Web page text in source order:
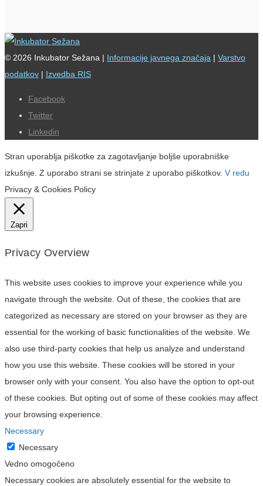
© 2026 Inkubator Sežana | Informacije javnega značaja | Varstvo
podatkov | Izvedba RIS
Facebook
Twitter
Linkedin
Stran uporablja piškotke za zagotavljanje boljše uporabniške
izkušnje. Z uporabo strani se strinjate z uporabo piškotkov. V redu
Privacy & Cookies Policy
Zapri
Privacy Overview
This website uses cookies to improve your experience while you
navigate through the website. Out of these, the cookies that are
categorized as necessary are stored on your browser as they are
essential for the working of basic functionalities of the website. We
also use third-party cookies that help us analyze and understand
how you use this website. These cookies will be stored in your
browser only with your consent. You also have the option to opt-out
of these cookies. But opting out of some of these cookies may affect
your browsing experience.
Necessary
Necessary
Vedno omogočeno
Necessary cookies are absolutely essential for the website to